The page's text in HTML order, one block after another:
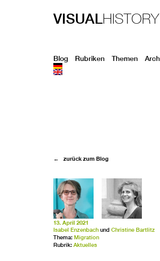
VISUALHISTORY
Blog Rubriken Themen
← zurück zum Blog
13. April 2021
Isabel Enzenbach und Christine Bartlitz
Thema: Migration
Rubrik: Aktuelles